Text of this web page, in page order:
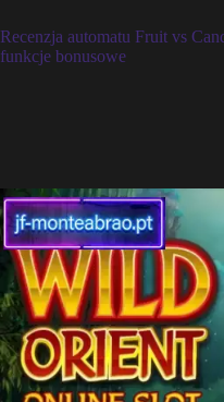
Recenzja automatu Fruit vs
funkcje bonusowe